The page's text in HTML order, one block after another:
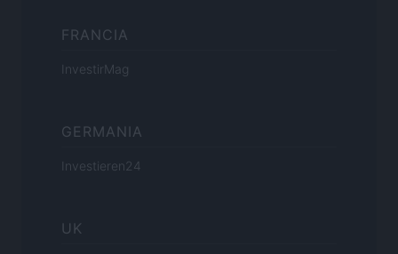
FRANCIA
InvestirMag
GERMANIA
Investieren24
UK